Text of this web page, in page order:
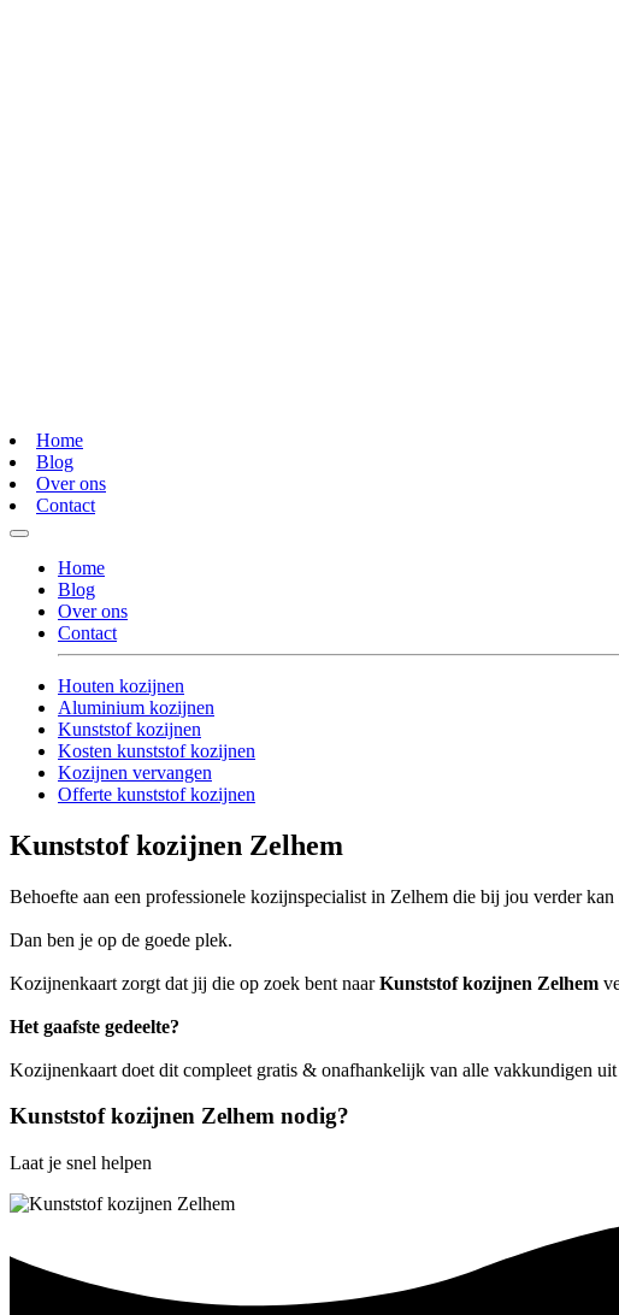
Home
Blog
Over ons
Contact
Home
Blog
Over ons
Contact
Houten kozijnen
Aluminium kozijnen
Kunststof kozijnen
Kosten kunststof kozijnen
Kozijnen vervangen
Offerte kunststof kozijnen
Kunststof kozijnen Zelhem
Behoefte aan een professionele kozijnspecialist in Zelhem die bij jou verder kan
Dan ben je op de goede plek.
Kozijnenkaart zorgt dat jij die op zoek bent naarKunststof kozijnen Zelhem
Het gaafste gedeelte?
Kozijnenkaart doet dit compleet gratis & onafhankelijk van alle vakkundigen
Kunststof kozijnen Zelhem nodig?
Laat je snel helpen